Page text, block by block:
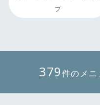
プ
379 件のメニ